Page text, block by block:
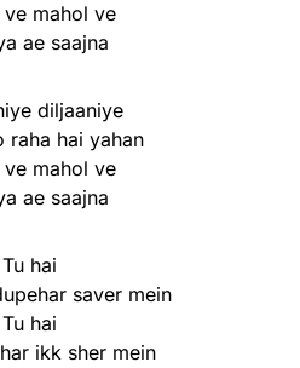
mahol ve
ae saajna
diljaaniye
raha hai yahan
mahol ve
ae saajna
Tu hai
saver mein
Tu hai
ikk sher mein